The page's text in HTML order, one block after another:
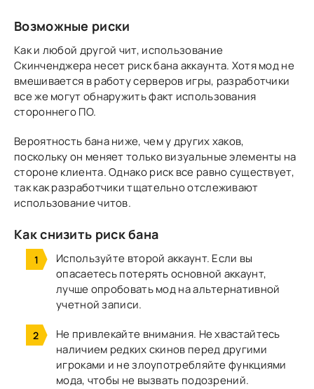
Возможные риски
Как и любой другой чит, использование
Скинченджера несет риск бана аккаунта. Хотя мод не
вмешивается в работу серверов игры, разработчики
все же могут обнаружить факт использования
стороннего ПО.
Вероятность бананиже, чем у других хаков,
поскольку он меняет только визуальные элементы на
стороне клиента. Однако риск все равно существует,
так как разработчики тщательно отслеживают
использование читов.
Как снизить риск бана
Используйте второй аккаунт. Если вы
опасаетесь потерять основной аккаунт,
лучше опробовать мод на альтернативной
учетной записи.
Не привлекайте внимания. Не хвастайтесь
наличием редких скинов перед другими
игроками и не злоупотребляйте функциями
мода, чтобы не вызвать подозрений.